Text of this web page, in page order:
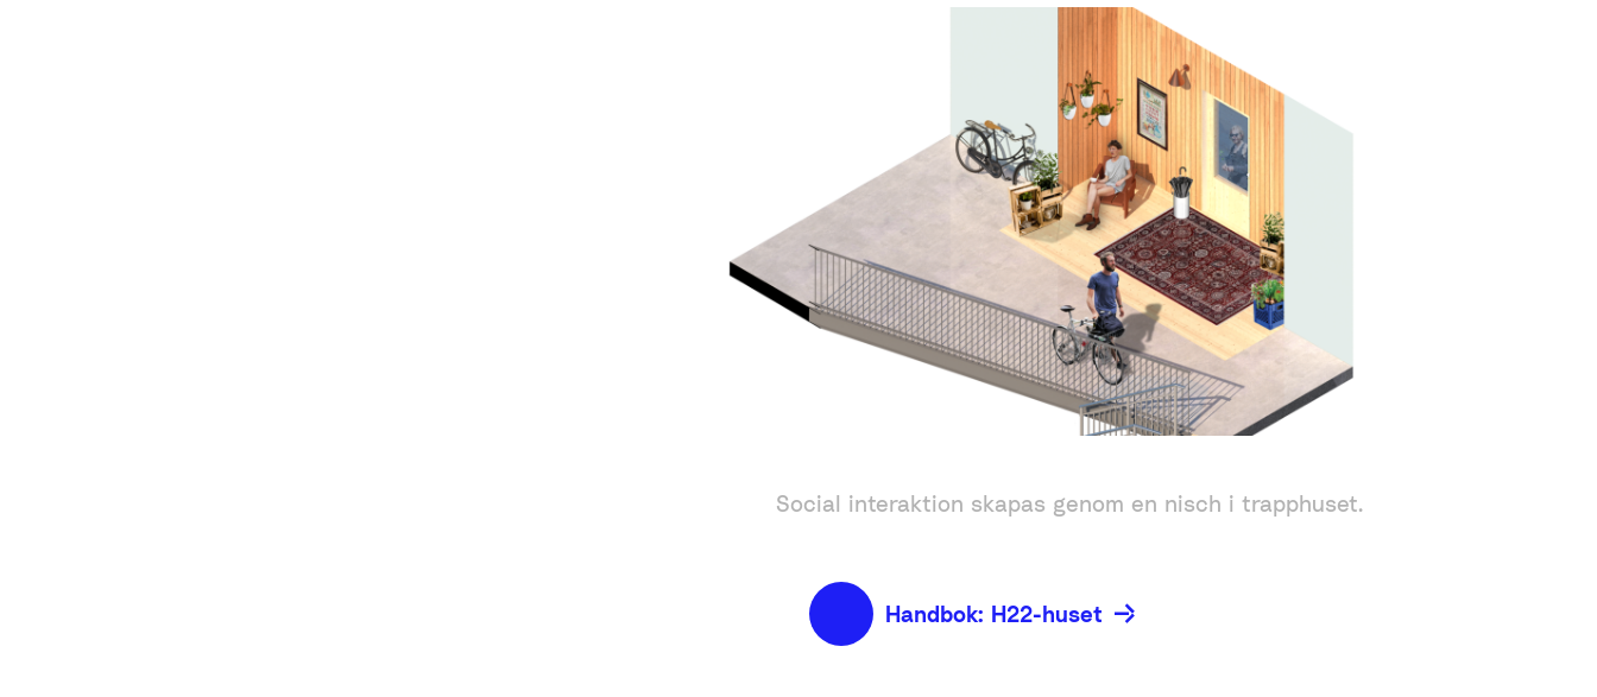
Social interaktion skapas genom en nisch i trapphuset.
Handbok: H22-huset